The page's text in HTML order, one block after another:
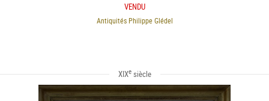
VENDU
Antiquités Philippe Glédel
XIXesiècle